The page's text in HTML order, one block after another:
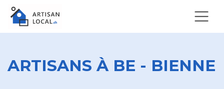
ARTISANS À BE - BIENNE